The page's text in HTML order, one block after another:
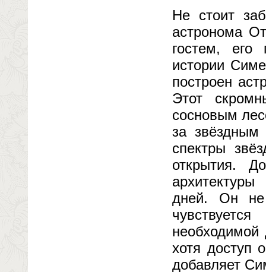
Не стоит
астронома
гостем,
истории
построен
Этот
сосновым
за звёздным
спектры
открытия.
дней. Он
необходимой
хотя доступ
добавляет